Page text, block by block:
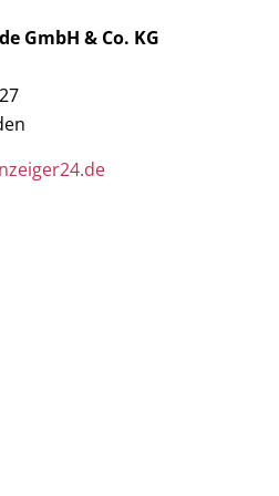
GmbH & Co. KG